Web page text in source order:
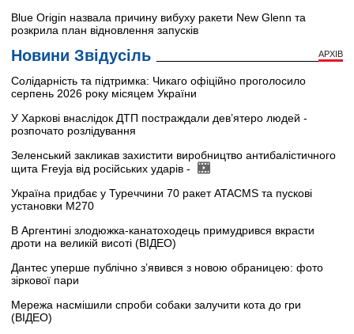
Blue Origin назвала причину вибуху ракети New Glenn та
розкрила план відновлення запусків
Новини Звідусіль АРХІВ
Солідарність та підтримка: Чикаго офіційно проголосило
серпень 2026 року місяцем України
У Харкові внаслідок ДТП постраждали дев’ятеро людей -
розпочато розлідування
Зеленський закликав захистити виробництво антибалістичного
щита Freyja від російських ударів -
Україна придбає у Туреччини 70 ракет ATACMS та пускові
установки M270
В Аргентині злодюжка-канатоходець примудрився вкрасти
дроти на великій висоті (ВІДЕО)
Дантес уперше публічно з’явився з новою обраницею: фото
зіркової пари
Мережа насмішили спроби собаки залучити кота до гри
(ВІДЕО)